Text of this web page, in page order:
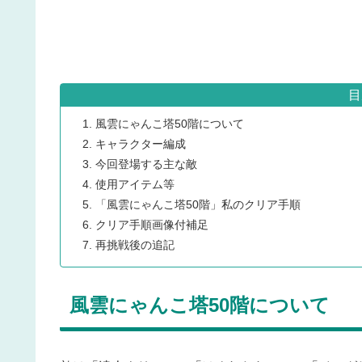
風雲にゃんこ塔50階について
キャラクター編成
今回登場する主な敵
使用アイテム等
「風雲にゃんこ塔50階」私のクリア手順
クリア手順画像付補足
再挑戦後の追記
風雲にゃんこ塔50階について